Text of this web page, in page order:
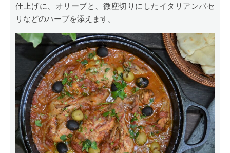
仕上げに、オリーブと、微塵切りにしたイタリアンパセ
リなどのハーブを添えます。